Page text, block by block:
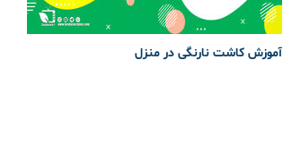
آموزش کاشت نارنگی در منزل